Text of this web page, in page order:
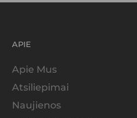
APIE
Apie Mus
Atsiliepimai
Naujienos